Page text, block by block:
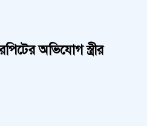
অভিযোগ স্ত্রীর